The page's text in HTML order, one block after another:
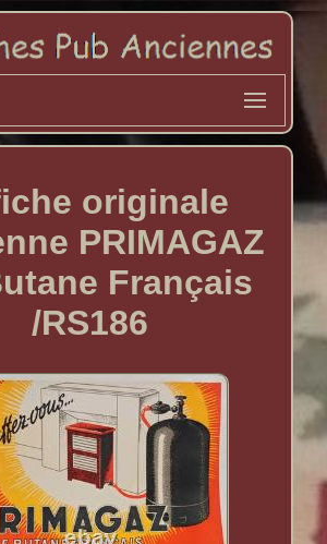
originale
PRIMAGAZ
Français
/RS186